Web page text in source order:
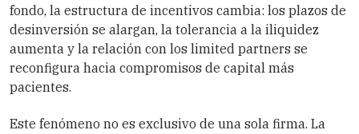
fondo, la estructura de incentivos cambia: los plazos de
desinversión se alargan, la tolerancia a la iliquidez
aumenta y la relación con los limited partners se
reconfigura hacia compromisos de capital más
pacientes.
Este fenómeno no es exclusivo de una sola firma. La